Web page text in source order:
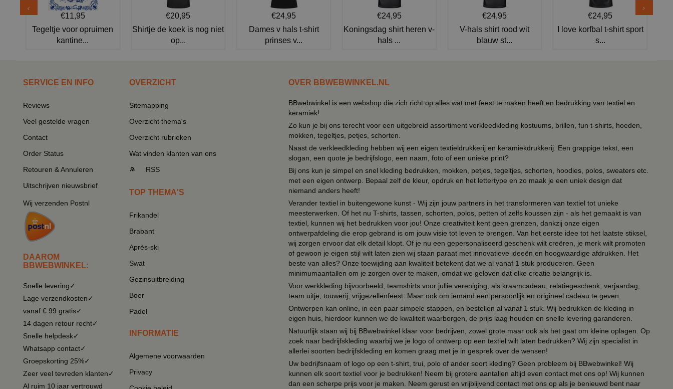
€11,95
Tegeltje voor opruimen
kantine...
€20,95
Shirtje de koek is nog niet
op...
€24,95
Dames v hals t-shirt
prinses v...
€24,95
Koningsdag shirt heren v-
hals ...
€24,95
V-hals shirt rood wit
blauw st...
€24,95
I love korfbal t-shirt sport
s...
SERVICE EN INFO
Reviews
Veel gestelde vragen
Contact
Order Status
Retouren & Annuleren
Uitschrijven nieuwsbrief
Wij verzenden Postnl
DAAROM
BBWEBWINKEL:
Snelle levering✓
Lage verzendkosten✓
vanaf € 99 gratis✓
14 dagen retour recht✓
Snelle helpdesk✓
Whatsapp contact✓
Groepskorting 25%✓
Zeer veel tevreden klanten✓
Al ruim 10 jaar vertrouwd
OVERZICHT
Sitemapping
Overzicht thema's
Overzicht rubrieken
Wat vinden klanten van ons
RSS
TOP THEMA'S
Frikandel
Brabant
Après-ski
Swat
Gezinsuitbreiding
Boer
Padel
INFORMATIE
Algemene voorwaarden
Privacy
OVER BBWEBWINKEL.NL
BBwebwinkel is een webshop die zich richt op alles wat met feest te maken heeft en bedrukking van textiel en
keramiek!
Zo kun je bij ons terecht voor een uitgebreid assortiment verkleedkleding kostuums, brillen, fun t-shirts, hoeden,
mokken, tegeltjes, petjes, schorten.
Naast de verkleedkleding hebben wij een eigen textieldrukkerij en keramiekdrukkerij. Een grappige tekst, een
slogan, een quote je bedrijfslogo, een naam, foto of een unieke print?
Bij ons kun je simpel en snel kleding bedrukken, mokken, petjes, tegeltjes, schorten, hoodies, polos, sweaters etc.
met een eigen ontwerp. Bepaal zelf de kleur, opdruk en het lettertype en zo maak je een uniek design dat
niemand anders heeft!
Verander textiel in buitengewone kunst - Wij zijn jouw partners in het transformeren van textiel tot unieke
meesterwerken. Of het nu T-shirts, tassen, schorten, polos, petten of zelfs koussen zijn - als het gemaakt is van
textiel, kunnen wij het bedrukken voor jou! Onze creativiteit kent geen grenzen, dankzij onze eigen
ontwerpafdeling die erop gebrand is om jouw visie tot leven te brengen. Van het eerste idee tot het laatste stiksel,
wij zorgen ervoor dat elk detail klopt. Of je nu een gepersonaliseerd geschenk wilt creëren, je merk wilt promoten
of gewoon je eigen stijl wilt laten zien wij staan paraat met innovatieve ideeën en hoogwaardige afdrukken. Het
beste van alles? Onze toewijding aan kwaliteit betekent dat we al vanaf 1 stuk produceren. Geen
minimumaantallen om je zorgen over te maken, omdat we geloven dat elke creatie belangrijk is.
Voor werkkleding bijvoorbeeld, teamshirts voor jullie vereniging, als kraamcadeau, relatiegeschenk, verjaardag,
team uitje, touwerij, vrijgezellenfeest. Maar ook om iemand een persoonlijk en origineel cadeau te geven.
Ontwerpen kan online, in een paar simpele stappen, en bestellen al vanaf 1 stuk. Wij bedrukken de kleding in
eigen huis, hierdoor kunnen we de kwaliteit waarborgen, de prijs laag houden en snelle levering garanderen.
Natuurlijk staan wij bij BBwebwinkel klaar voor bedrijven, zowel grote maar ook als het gaat om kleine oplagen. Op
zoek naar bedrijfskleding waarbij we je logo of ontwerp op een textiel wilt laten bedrukken? Wij zijn specialist in
allerlei soorten bedrijfskleding en komen graag met je in gesprek over de wensen!
Uw bedrijfsnaam of logo op een t-shirt, trui, polo of ander soort kleding? Geen probleem bij BBwebwinkel! Wij
kunnen elk soort textiel voor je bedrukken! Neem bij grotere aantallen altijd even contact met ons op! Wij kunnen
dan een scherpe prijs voor je maken. Neem gerust en vrijblijvend contact met ons op als je benieuwd bent naar